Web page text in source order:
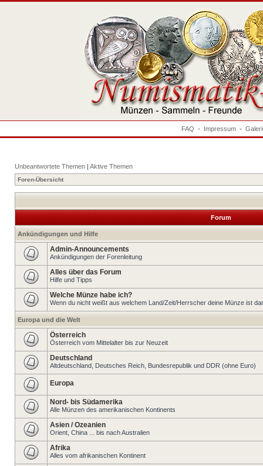
FAQ - Impressum -
Unbeantwortete Themen | Aktive Themen
Foren-Übersicht
Forum
Ankündigungen und Hilfe
Admin-Announcements
Ankündigungen der Forenleitung
Alles über das Forum
Hilfe und Tipps
Welche Münze habe ich?
Wenn du nicht weißt aus welchem Land/Zeit/Herrscher deine Münze ist
Europa und die Welt
Österreich
Österreich vom Mittelalter bis zur Neuzeit
Deutschland
Altdeutschland, Deutsches Reich, Bundesrepublik und DDR (ohne Euro)
Europa
Nord- bis Südamerika
Alle Münzen des amerikanischen Kontinents
Asien / Ozeanien
Orient, China ... bis nach Australien
Afrika
Alles vom afrikanischen Kontinent